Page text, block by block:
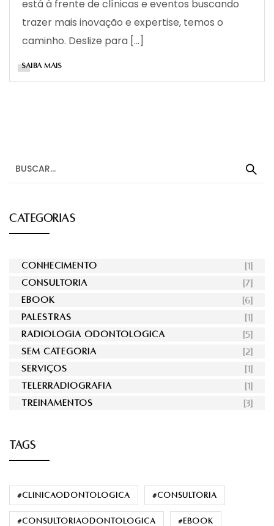
está à frente de clínicas e eventos buscando
trazer mais inovação e expertise, temos o
caminho. Deslize para […]
SAIBA MAIS
CATEGORIAS
CONHECIMENTO
[1]
CONSULTORIA
[7]
EBOOK
[6]
PALESTRAS
[1]
RADIOLOGIA ODONTOLÓGICA
[5]
SEM CATEGORIA
[2]
SERVIÇOS
[1]
TELERRADIOGRAFIA
[1]
TREINAMENTOS
[3]
TAGS
#clinicaodontologica #consultoria
#consultoriaodontológica #ebook